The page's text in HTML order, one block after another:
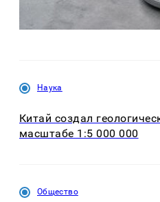
Наука
Китай создал
масштабе 1:5 000 000
Общество